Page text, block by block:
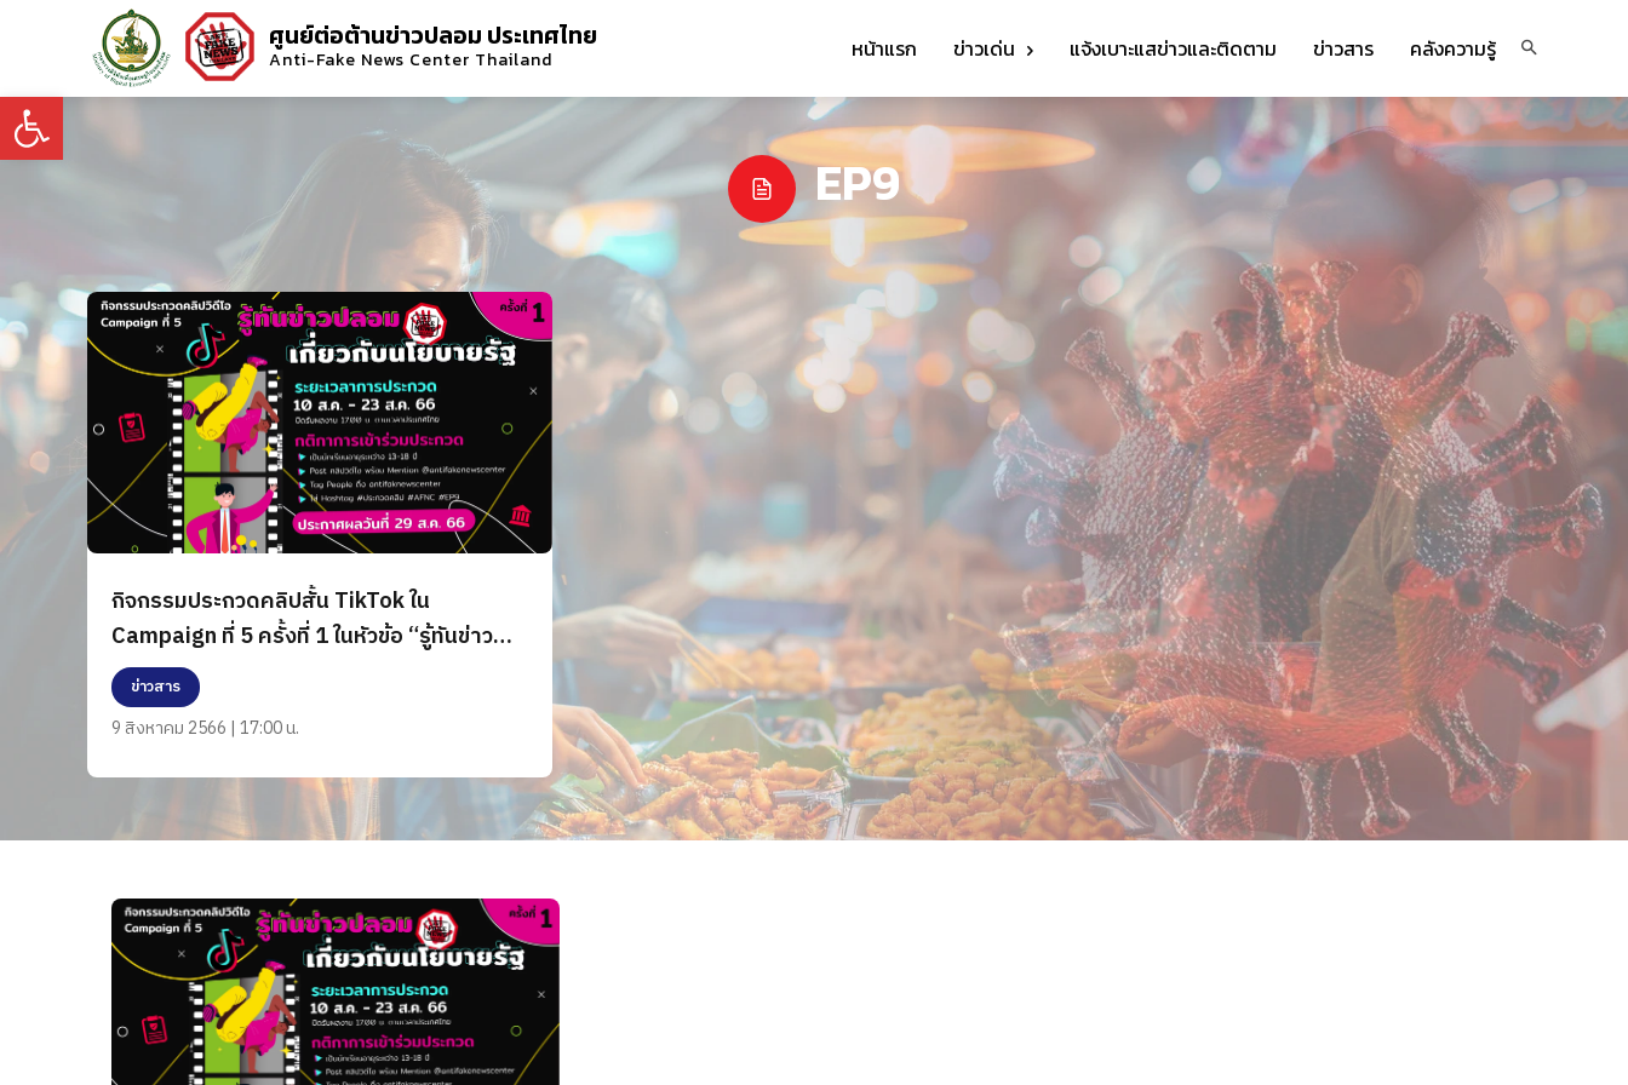
Open toolbar
ศูนย์ต่อต้านข่าวปลอม ประเทศไทย
Anti-Fake News Center Thailand หน้าแรก ข่าวเด่น แจ้งเบาะแสข่าวและติดตาม ข่าวสาร คลังความรู้
EP9
กิจกรรมประกวดคลิปสั้น TikTok ใน
Campaign ที่ 5 ครั้งที่ 1 ในหัวข้อ “รู้ทันข่าว
ปลอมเกี่ยวกับนโยบายรัฐ”
ข่าวสาร
9 สิงหาคม 2566 | 17:00 น.